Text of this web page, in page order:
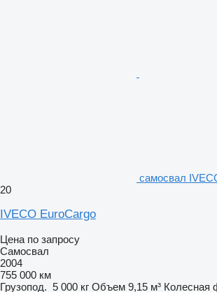
самосвал
20
IVECO EuroCargo
Цена по запросу
Самосвал
2004
755 000 км
Грузопод. 5 000 кг Объем 9,15 м³ Колесная